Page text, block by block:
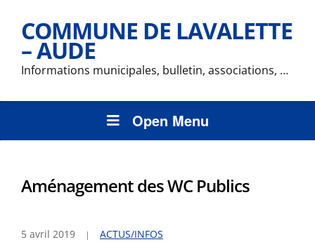
COMMUNE DE LAVALETTE
– AUDE
Informations municipales, bulletin, associations, …
Open Menu
Aménagement des WC Publics
5 avril 2019 ACTUS/INFOS